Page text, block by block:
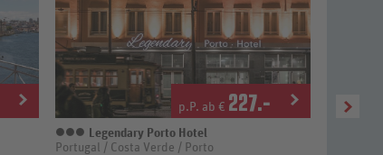
p.P. ab € 227.-
3 Sterne
Legendary Porto Hotel
Portugal / Costa Verde / Porto